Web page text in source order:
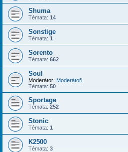
Shuma
Témata: 14
Sonstige
Témata: 1
Sorento
Témata: 662
Soul
Moderátor: Moderátoři
Témata: 50
Sportage
Témata: 252
Stonic
Témata: 1
K2500
Témata: 3